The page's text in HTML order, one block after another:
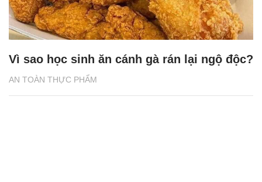
AN TOÀN THỰC PHẨM
Vì sao học sinh ăn cánh gà rán lại ngộ độc?